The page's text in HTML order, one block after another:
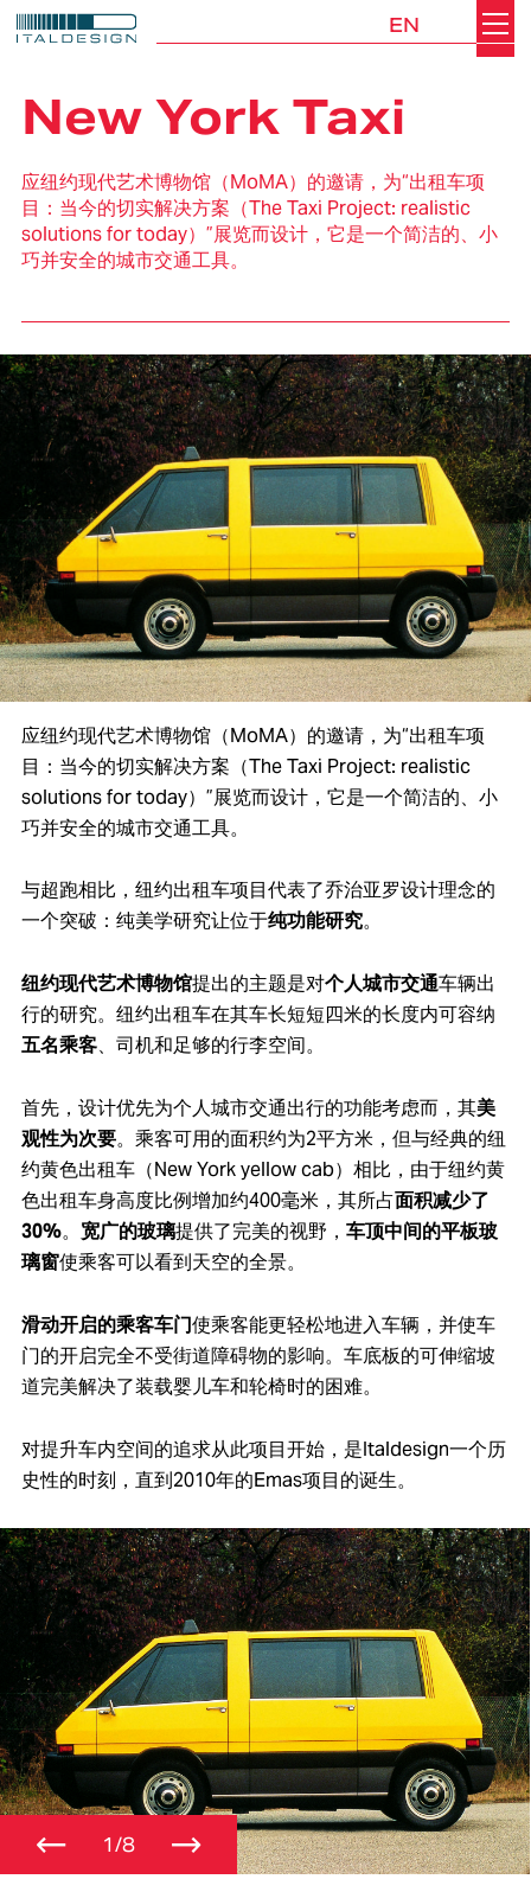
EN Search
New York Taxi
应纽约现代艺术博物馆（MoMA）的邀请，为“出租车项
目：当今的切实解决方案（The Taxi Project: realistic
solutions for today）”展览而设计，它是一个简洁的、小
巧并安全的城市交通工具。
应纽约现代艺术博物馆（MoMA）的邀请，为“出租车项
目：当今的切实解决方案（The Taxi Project: realistic
solutions for today）”展览而设计，它是一个简洁的、小
巧并安全的城市交通工具。
与超跑相比，纽约出租车项目代表了乔治亚罗设计理念的
一个突破：纯美学研究让位于纯功能研究。
纽约现代艺术博物馆提出的主题是对个人城市交通车辆出
行的研究。纽约出租车在其车长短短四米的长度内可容纳
五名乘客、司机和足够的行李空间。
首先，设计优先为个人城市交通出行的功能考虑而，其美
观性为次要。乘客可用的面积约为2平方米，但与经典的纽
约黄色出租车（New York yellow cab）相比，由于纽约黄
色出租车身高度比例增加约400毫米，其所占面积减少了
30%。 宽广的玻璃提供了完美的视野， 车顶中间的平板玻
璃窗使乘客可以看到天空的全景。
滑动开启的乘客车门使乘客能更轻松地进入车辆，并使车
门的开启完全不受街道障碍物的影响。车底板的可伸缩坡
道完美解决了装载婴儿车和轮椅时的困难。
对提升车内空间的追求从此项目开始，是Italdesign一个历
史性的时刻，直到2010年的Emas项目的诞生。
← 1/8 →